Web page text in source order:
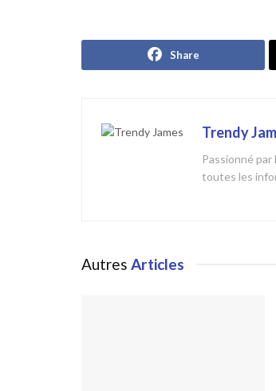
Share
Trendy
Passionné
toutes les
Autres Articles